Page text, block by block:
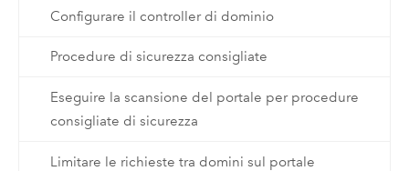
Configurare il controller di dominio
Procedure di sicurezza consigliate
Eseguire la scansione del portale per procedure
consigliate di sicurezza
Limitare le richieste tra domini sul portale